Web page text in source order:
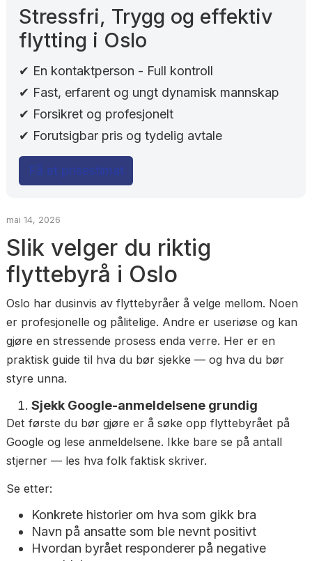
mai 14, 2026
Slik velger du riktig
flyttebyrå i Oslo
Oslo har dusinvis av flyttebyråer å velge mellom.
er profesjonelle og pålitelige. Andre er useriøse og
gjøre en stressende prosess enda verre. Her er en
praktisk guide til hva du bør sjekke — og hva du
styre unna.
Sjekk Google-anmeldelsene grundig
Det første du bør gjøre er å søke opp flyttebyrået
Google og lese anmeldelsene. Ikke bare se på
stjerner — les hva folk faktisk skriver.
Stressfri, Trygg og effektiv
flytting i Oslo
✔ En kontaktperson - Full kontroll
✔ Fast, erfarent og ungt dynamisk mannskap
✔ Forsikret og profesjonelt
Få et prisestimat